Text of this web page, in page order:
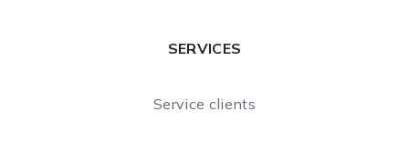
SERVICES
Service clients